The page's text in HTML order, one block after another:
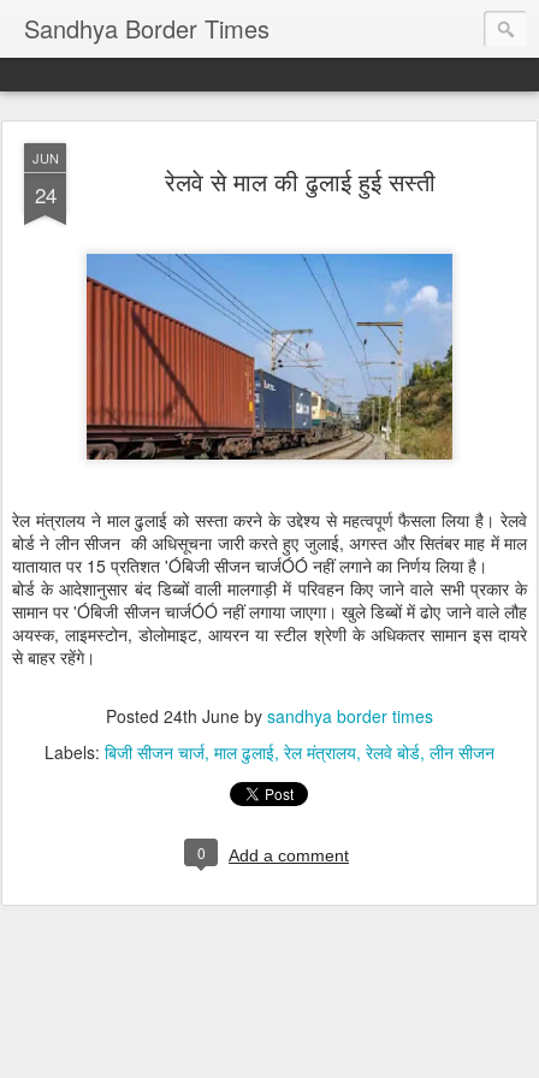
Sandhya Border Times
JUN
24 रेलवे से माल की ढुलाई हुई सस्ती
रेल मंत्रालय ने माल ढुलाई को सस्ता करने के उद्देश्य से महत्वपूर्ण फैसला लिया है। रेलवे
बोर्ड ने लीन सीजन की अधिसूचना जारी करते हुए जुलाई, अगस्त और सितंबर माह में माल
यातायात पर 15 प्रतिशत 'Óबिजी सीजन चार्जÓÓ नहीं लगाने का निर्णय लिया है।
बोर्ड के आदेशानुसार बंद डिब्बों वाली मालगाड़ी में परिवहन किए जाने वाले सभी प्रकार के
सामान पर 'Óबिजी सीजन चार्जÓÓ नहीं लगाया जाएगा। खुले डिब्बों में ढोए जाने वाले लौह
अयस्क, लाइमस्टोन, डोलोमाइट, आयरन या स्टील श्रेणी के अधिकतर सामान इस दायरे
से बाहर रहेंगे।
Posted 24th June by sandhya border times
Labels: बिजी सीजन चार्ज माल ढुलाई रेल मंत्रालय रेलवे बोर्ड लीन सीजन
0 Add a comment